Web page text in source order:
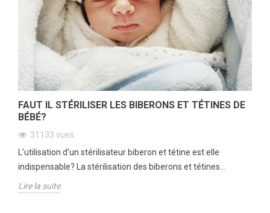
FAUT IL STÉRILISER LES BIBERONS ET TÉTINES DE
BÉBÉ?
31133 vues
L'utilisation d'un stérilisateur biberon et tétine est elle
indispensable? La stérilisation des biberons et tétines...
Lire la suite